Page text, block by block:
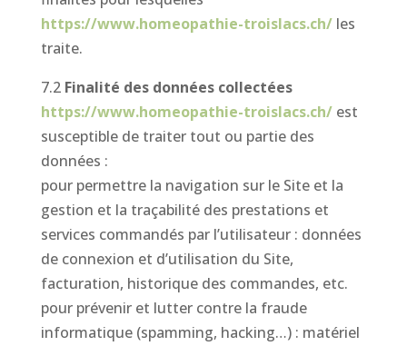
https://www.homeopathie-troislacs.ch/les
traite.
7.2 Finalité des données collectées
https://www.homeopathie-troislacs.ch/ est
susceptible de traiter tout ou partie des
données :
pour permettre la navigation sur le Site et la
gestion et la traçabilité des prestations et
services commandés par l’utilisateur : données
de connexion et d’utilisation du Site,
facturation, historique des commandes, etc.
pour prévenir et lutter contre la fraude
informatique (spamming, hacking…) : matériel